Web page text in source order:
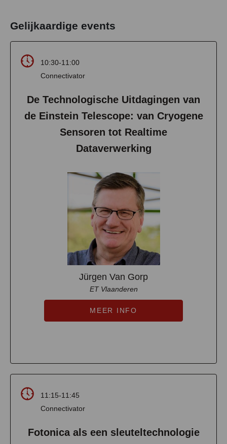
Gelijkaardige events
10:30-11:00
Connectivator
De Technologische Uitdagingen van
de Einstein Telescope: van Cryogene
Sensoren tot Realtime
Dataverwerking
Jürgen Van Gorp
ET Vlaanderen
MEER INFO
11:15-11:45
Connectivator
Fotonica als een sleuteltechnologie